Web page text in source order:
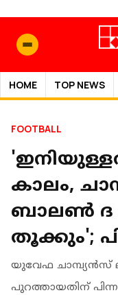
HOME TOP NEWS
FOOTBALL
കാലം,
ബാലൺ
തൂക്കും';
യുവേഫ ചാമ്പ്യന്‍സ്
പുറത്തായതിന്